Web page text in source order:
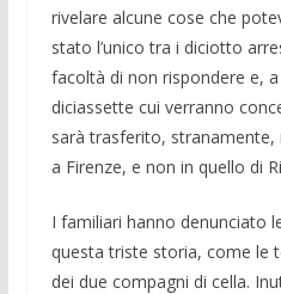
rivelare alcune cose che
stato l’unico tra i diciotto
facoltà di non rispondere e,
diciassette cui verranno
sarà trasferito, stranamente,
a Firenze, e non in quello di
I familiari hanno denunciato
questa triste storia, come le
dei due compagni di cella.